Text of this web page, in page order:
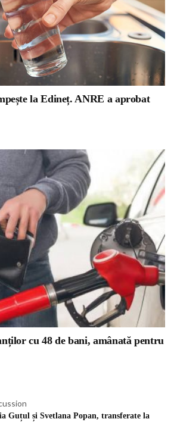
la Edineț. ANRE a aprobat
cu 48 de bani, amânată pentru
Guțul și Svetlana Popan, transferate la